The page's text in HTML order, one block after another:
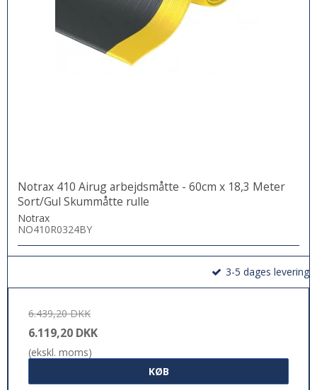
Notrax 410 Airug arbejdsmåtte - 60cm x 18,3 Meter
Sort/Gul Skummåtte rulle
Notrax
NO410R0324BY
3-5 dages levering
6.439,20 DKK
6.119,20 DKK
(ekskl. moms)
KØB